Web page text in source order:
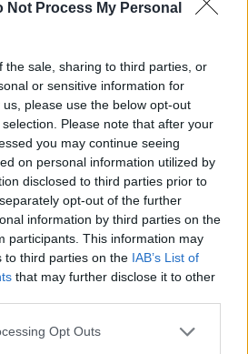
Not Process My Personal
the sale, sharing to third parties, or
or sensitive information for
please use the below opt-out
Please note that after your
you may continue seeing
on personal information utilized by
disclosed to third parties prior to
opt-out of the further
information by third parties on the
participants. This information may
to third parties on the IAB’s List of
that may further disclose it to other
Opt Outs
Le problème avec le
maquillage à la plage, c'est
le risque de ressembler à
un panda au bout de
quelques heures...
Heureusement, il existe
des rouges à lèvres
waterproof fait pour garder
sa bouche de velours tout
au long de la journée. Effet
naïade aux lèvres
pulpeuses garanti !
Le choix de la rédac :
L'Aqua Rouge de Make Up